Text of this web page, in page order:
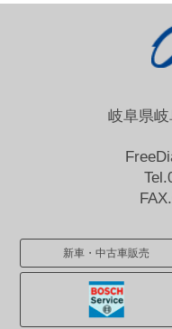
岐阜県
新車・中古車販売